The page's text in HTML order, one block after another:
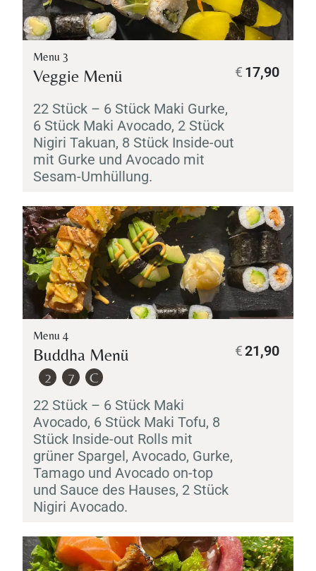
Menu 3
Veggie Menü
22 Stück – 6 Stück Maki Gurke,
6 Stück Maki Avocado, 2 Stück
Nigiri Takuan, 8 Stück Inside-out
mit Gurke und Avocado mit
Sesam-Umhüllung.
17,90
€
Menu 4
Buddha Menü
2 7 C
22 Stück – 6 Stück Maki
Avocado, 6 Stück Maki Tofu, 8
Stück Inside-out Rolls mit
grüner Spargel, Avocado, Gurke,
Tamago und Avocado on-top
und Sauce des Hauses, 2 Stück
Nigiri Avocado.
21,90
€